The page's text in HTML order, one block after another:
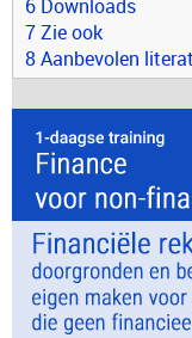
6 Downloads
7 Zie ook
8 Aanbevolen